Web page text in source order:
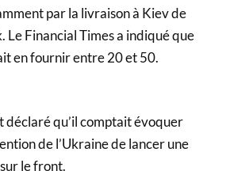
par la livraison à Kiev de
Le Financial Times a indiqué que
en fournir entre 20 et 50.
déclaré qu’il comptait évoquer
de l’Ukraine de lancer une
le front.